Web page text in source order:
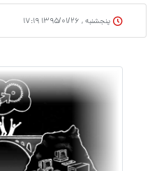
پنجشنبه , ۱۳۹۵/۰۱/۲۶ ۱۷:۱۹